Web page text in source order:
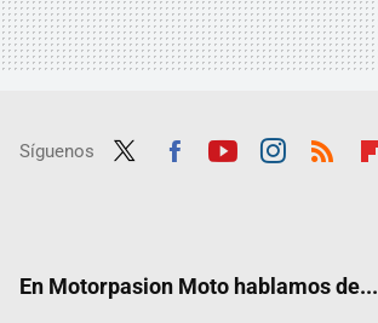
Síguenos
En Motorpasion Moto hablamos de...